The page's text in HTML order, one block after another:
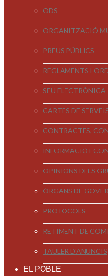
ODS
ORGANITZACIÓ
PREUS PÚBLICS
REGLAMENTS I
SEU ELECTRÒNICA
CARTES DE SERVEIS
CONTRACTES,
INFORMACIÓ
OPINIONS DELS
ÒRGANS DE
PROTOCOLS
RETIMENT DE
TAULER D'ANUNCIS
EL POBLE